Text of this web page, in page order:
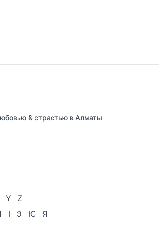
& страстью в Алматы
Y
Z
І Э Ю Я